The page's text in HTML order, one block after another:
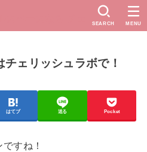
SEARCH MENU
ェリッシュラボで！
はてブ 送る Pocket
すね！